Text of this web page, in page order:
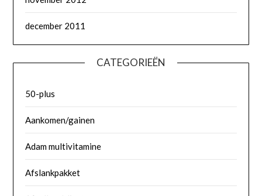
december 2011
CATEGORIEËN
50-plus
Aankomen/gainen
Adam multivitamine
Afslankpakket